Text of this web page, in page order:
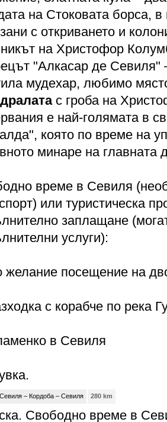
на Стоковата борса,
с откриването и
на Христофор
"Алкасар де Севиля"
мудехар, любимо
с гроба на
е най-голямата в
която по време на
минаре на
време в Севиля
или туристическа
заплащане
услуги):
желание посещение на
с корабче по река
в Севиля
Севиля – Кордоба – Севиля 280 km
Свободно време в